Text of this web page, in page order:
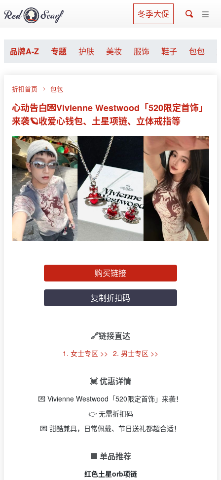
冬季大促
品牌A-Z 专题 护肤 美妆 服饰 鞋子 包包
折扣首页 包包
心动告白💌Vivienne Westwood「520限定首饰」
来袭🪐收爱心钱包、土星项链、立体戒指等
购买链接
复制折扣码
🔗链接直达
1. 女士专区 >> 2. 男士专区 >>
💓 优惠详情
💌 Vivienne Westwood「520限定首饰」来袭！
👉 无需折扣码
💌 甜酷兼具，日常佩戴、节日送礼都超合适！
🟩 单品推荐
红色土星orb项链